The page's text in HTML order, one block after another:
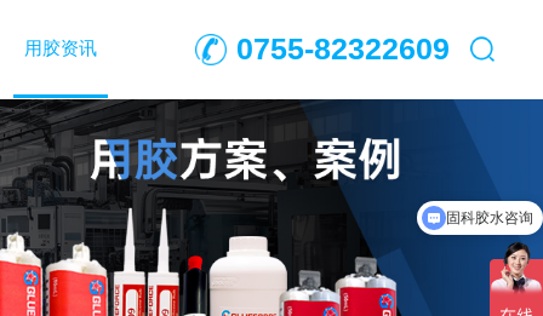
用胶资讯 0755-82322609
固科胶水咨询